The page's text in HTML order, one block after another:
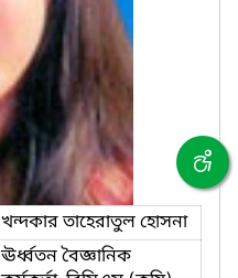
খন্দকার তাহেরাতুল হোসনা
ঊর্ধ্বতন বৈজ্ঞানিক